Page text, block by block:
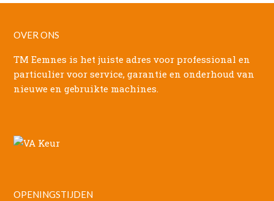
OVER ONS
TM Eemnes is het juiste adres voor professional en
particulier voor service, garantie en onderhoud van
nieuwe en gebruikte machines.
OPENINGSTIJDEN